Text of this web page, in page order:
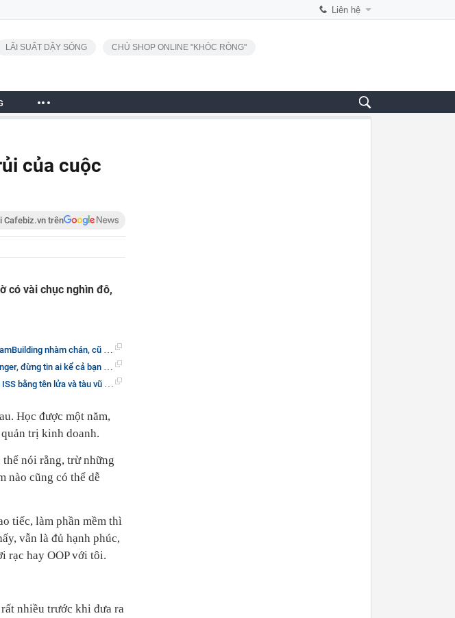
Liên hệ
LÃI SUẤT DẬY SÓNG CHỦ SHOP ONLINE "KHÓC RÒNG"
của cuộc
Cafebiz.vn trên
có vài chục nghìn đô,
chán, cũ rích của anh rồi"
kể cả bạn bè trong friend list
lửa và tàu vũ trụ tái sử dụng
Học được một năm,
trị kinh doanh.
nói rằng, trừ những
nào cũng có thể dễ
tiếc, làm phần mềm thì
vẫn là đủ hạnh phúc,
rạc hay OOP với tôi.
nhiều trước khi đưa ra